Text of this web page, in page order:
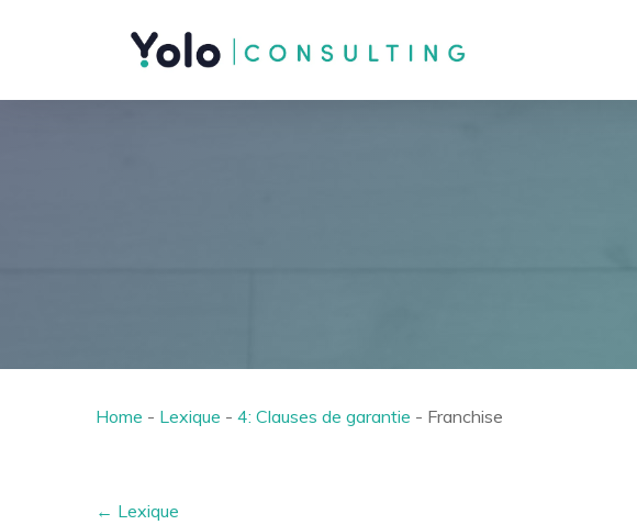
Home - Lexique - 4: Clauses de garantie - Franchise
← Lexique